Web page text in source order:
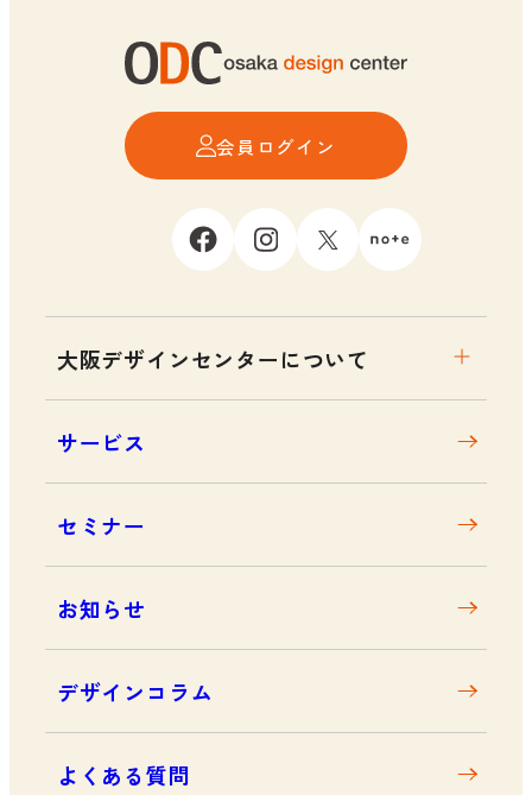
会員ログイン
大阪デザインセンターについて
デザイン経営とは
サービス
セミナー
お知らせ
デザインコラム
よくある質問